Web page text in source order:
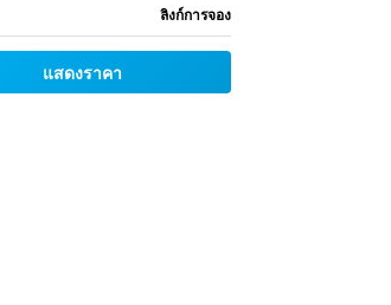
ลิงก์การจอง
แสดงราคา